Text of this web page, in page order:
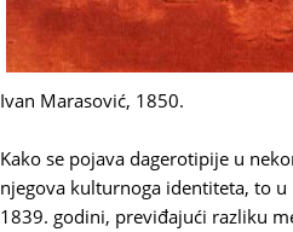
Ivan Marasović, 1850.
Kako se pojava dagerotipije u
njegova kulturnoga identiteta, to
1839. godini, previđajući razliku